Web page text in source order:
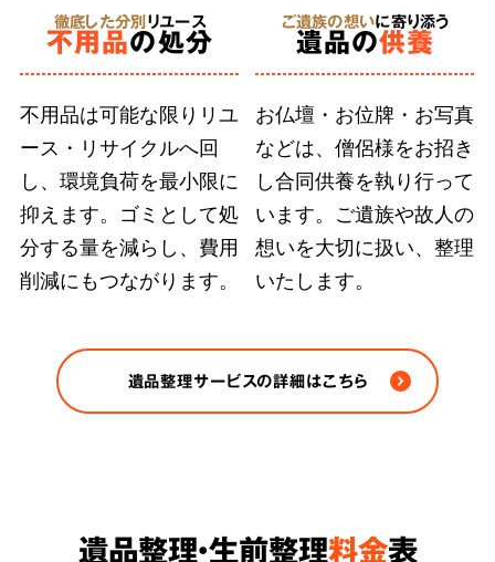
特殊清掃
にも対応
弊社ではどのような状況の遺品整理も、故人の
大切にされていた品物や重要書類を探し出す手
段を尽くします。また、
部屋の完全清掃、脱臭
除菌など、原状回復のおすすめ方法をご案内
※ゴミや不用品の処分は各自治体の条例/法令に
従い適正に処分します。
徹底した分別リユース
不用品の処分
不用品は可能な限りリユ
ース・リサイクルへ回
し、環境負荷を最小限に
抑えます。ゴミとして処
分する量を減らし、費用
削減にもつながります。
ご遺族の想いに寄り添う
遺品の供養
お仏壇・お位牌・お写真
などは、僧侶様をお招き
し合同供養を執り行って
います。ご遺族や故人の
想いを大切に扱い、整理
いたします。
遺品整理サービスの詳細はこちら
遺品整理・生前整理料金表